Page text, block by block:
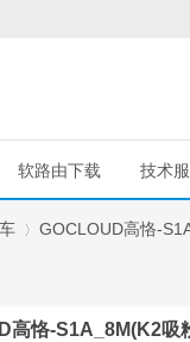
软路由下载 技术
›
GOCLOUD高恪-
高恪-S1A_8M(K2吸